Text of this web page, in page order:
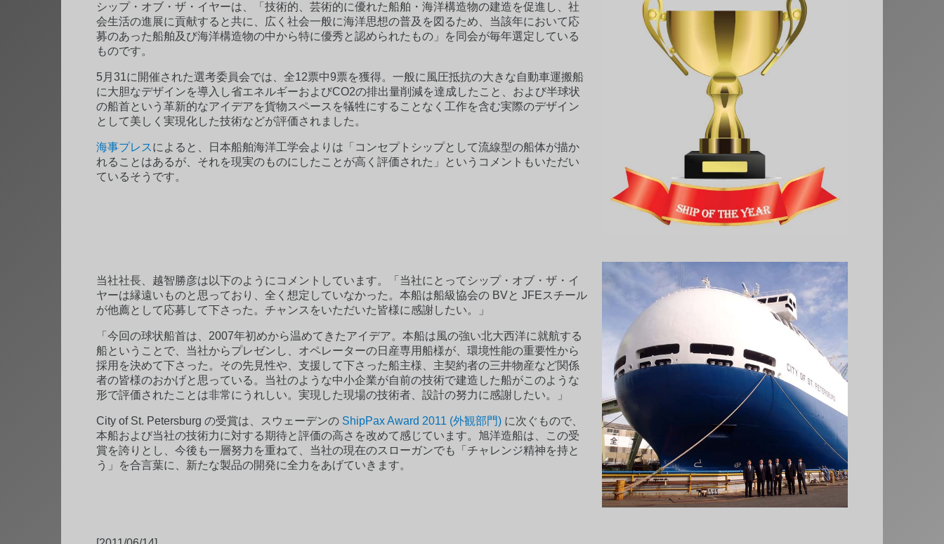
シップ・オブ・ザ・イヤーは、「技術的、芸術的に優れた船舶・海洋構造物の建造を促進し、社
会生活の進展に貢献すると共に、広く社会一般に海洋思想の普及を図るため、当該年において応
募のあった船舶及び海洋構造物の中から特に優秀と認められたもの」を同会が毎年選定している
ものです。
5月31に開催された選考委員会では、全12票中9票を獲得。一般に風圧抵抗の大きな自動車運搬船
に大胆なデザインを導入し省エネルギーおよびCO2の排出量削減を達成したこと、および半球状
の船首という革新的なアイデアを貨物スペースを犠牲にすることなく工作を含む実際のデザイン
として美しく実現化した技術などが評価されました。
海事プレスによると、日本船舶海洋工学会よりは「コンセプトシップとして流線型の船体が描か
れることはあるが、それを現実のものにしたことが高く評価された」というコメントもいただい
ているそうです。
当社社長、越智勝彦は以下のようにコメントしています。「当社にとってシップ・オブ・ザ・イ
ヤーは縁遠いものと思っており、全く想定していなかった。本船は船級協会の BVと JFEスチール
が他薦として応募して下さった。チャンスをいただいた皆様に感謝したい。」
「今回の球状船首は、2007年初めから温めてきたアイデア。本船は風の強い北大西洋に就航する
船ということで、当社からプレゼンし、オペレーターの日産専用船様が、環境性能の重要性から
採用を決めて下さった。その先見性や、支援して下さった船主様、主契約者の三井物産など関係
者の皆様のおかげと思っている。当社のような中小企業が自前の技術で建造した船がこのような
形で評価されたことは非常にうれしい。実現した現場の技術者、設計の努力に感謝したい。」
City of St. Petersburg の受賞は、スウェーデンの ShipPax Award 2011 (外観部門) に次ぐもので、
本船および当社の技術力に対する期待と評価の高さを改めて感じています。旭洋造船は、この受
賞を誇りとし、今後も一層努力を重ねて、当社の現在のスローガンでも「チャレンジ精神を持と
う」を合言葉に、新たな製品の開発に全力をあげていきます。